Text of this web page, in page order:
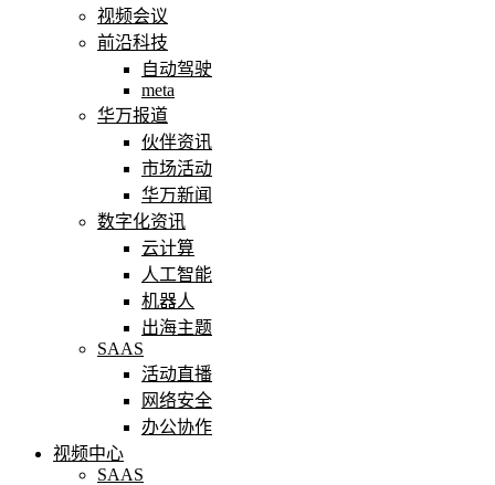
视频会议
前沿科技
自动驾驶
meta
华万报道
伙伴资讯
市场活动
华万新闻
数字化资讯
云计算
人工智能
机器人
出海主题
SAAS
活动直播
网络安全
办公协作
视频中心
SAAS